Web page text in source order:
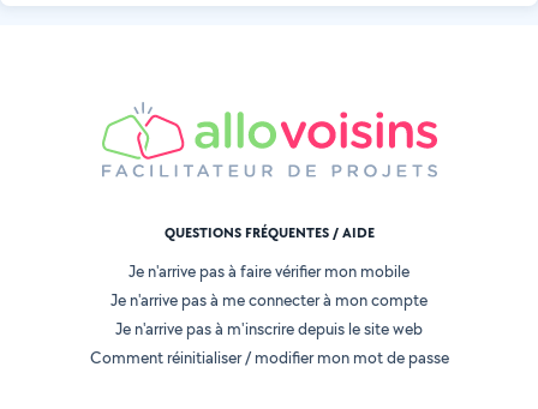
QUESTIONS FRÉQUENTES / AIDE
Je n'arrive pas à faire vérifier mon mobile
Je n'arrive pas à me connecter à mon compte
Je n'arrive pas à m'inscrire depuis le site web
Comment réinitialiser / modifier mon mot de passe